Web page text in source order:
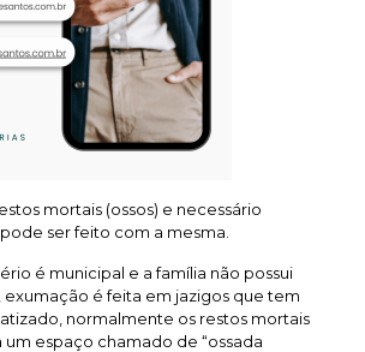
mortais (ossos) e necessário
ser feito com a mesma.
é municipal e a família não possui
é feita em jazigos que tem
normalmente os restos mortais
um espaço chamado de “ossada